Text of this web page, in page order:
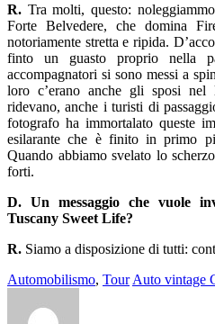
R. Tra molti, questo:
Forte Belvedere, che domina
notoriamente stretta e ripida.
finto un guasto proprio nella
accompagnatori si sono messi a
loro c’erano anche gli sposi
ridevano, anche i turisti di
fotografo ha immortalato queste
esilarante che è finito in primo
Quando abbiamo svelato lo
forti.
D. Un messaggio che vuole
Tuscany Sweet Life?
R. Siamo a disposizione di tutti:
Automobilismo, Tour Auto vintage